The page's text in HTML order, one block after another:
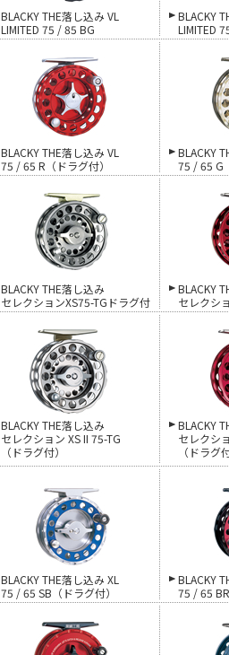
BLACKY THE落し込み VL
LIMITED 75 / 85 BG
BLACKY
LIMITED
BLACKY THE落し込み VL
75 / 65 R（ドラグ付）
BLACKY
75 / 65 G
BLACKY THE落し込み
セレクションXS75-TGドラグ付
BLACKY
セレクシ
BLACKY THE落し込み
セレクション XS II 75-TG
（ドラグ付）
BLACKY
セレクシ
（ドラグ
BLACKY THE落し込み XL
75 / 65 SB（ドラグ付）
BLACKY
75 / 65